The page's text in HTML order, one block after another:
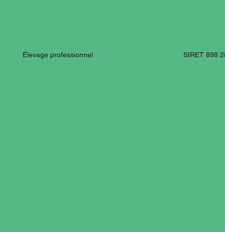
Élevage professionnel SIRET 898